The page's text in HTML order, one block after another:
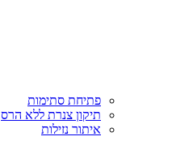
פתיחת סתימות
תיקון צנרת ללא הרס
איתור נזילות